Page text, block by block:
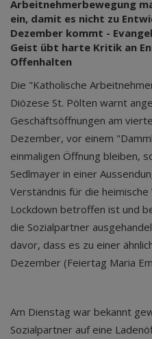
Arbeitnehmerbewegung
ein, damit es nicht zu
Dezember kommt -
Geist übt harte Kritik an
Offenhalten
Die "Katholische
Diözese St. Pölten warnt
Geschäftsöffnungen am
Dezember, vor einem
einmaligen Öffnung bleiben,
Sedlmayer in einer
Verständnis für die
Lockdown betroffen ist und
die Sozialpartner
davor, dass es zu einer
Dezember (Feiertag Maria
Am Dienstag war bekannt
Sozialpartner auf eine